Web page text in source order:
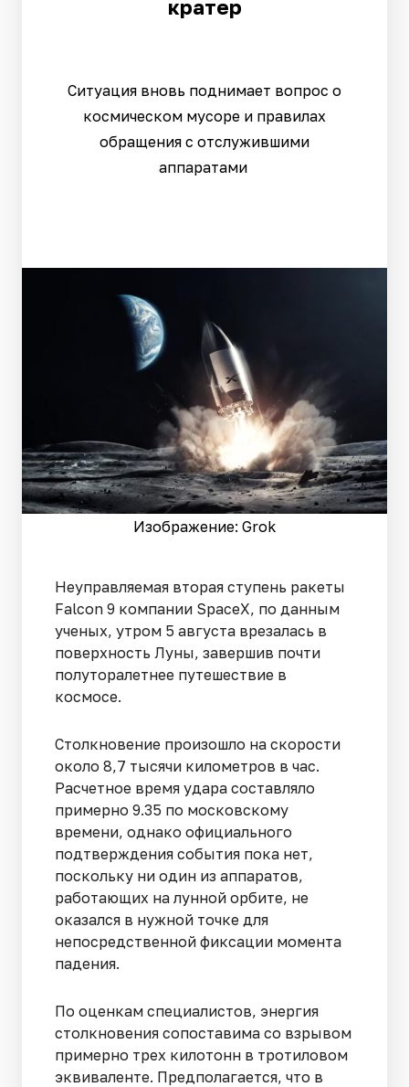
кратер
Ситуация вновь поднимает вопрос о
космическом мусоре и правилах
обращения с отслужившими
аппаратами
Изображение: Grok
Неуправляемая вторая ступень ракеты
Falcon 9 компании SpaceX, по данным
ученых, утром 5 августа врезалась в
поверхность Луны, завершив почти
полуторалетнее путешествие в
космосе.
Столкновение произошло на скорости
около 8,7 тысячи километров в час.
Расчетное время удара составляло
примерно 9.35 по московскому
времени, однако официального
подтверждения события пока нет,
поскольку ни один из аппаратов,
работающих на лунной орбите, не
оказался в нужной точке для
непосредственной фиксации момента
падения.
По оценкам специалистов, энергия
столкновения сопоставима со взрывом
примерно трех килотонн в тротиловом
эквиваленте. Предполагается, что в